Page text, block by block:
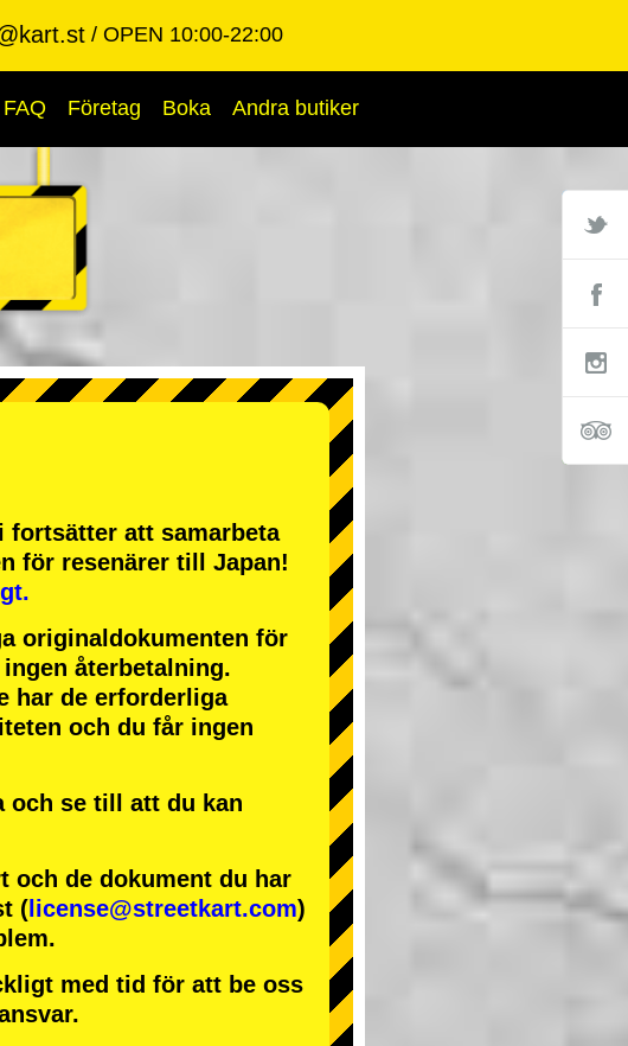
OPEN 10:00-22:00
FAQ Företag Boka Andra butiker
fortsätter att samarbeta
för resenärer till Japan!
originaldokumenten för
återbetalning.
har de erforderliga
och du får ingen
och se till att du kan
och de dokument du har
( license@streetkart.com)
med tid för att be oss